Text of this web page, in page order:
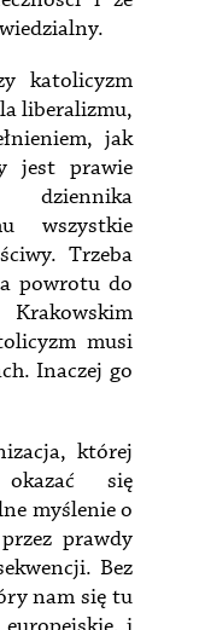
katolicyzm
liberalizmu,
jak
jest prawie
wszystkie
Trzeba
powrotu do
musi
Inaczej go
której
się
myślenie o
prawdy
Bez
nam się tu